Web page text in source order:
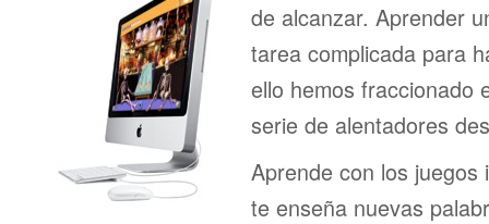
de alcanzar. Aprender
tarea complicada para
ello hemos fraccionado
serie de alentadores
Aprende con los juegos
te enseña nuevas